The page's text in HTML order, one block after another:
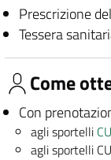
Prescrizione
Tessera
Come
Con
agli sportelli
agli sportelli